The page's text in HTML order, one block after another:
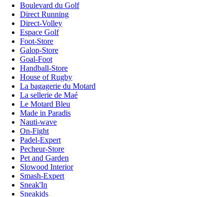
Boulevard du Golf
Direct Running
Direct-Volley
Espace Golf
Foot-Store
Galop-Store
Goal-Foot
Handball-Store
House of Rugby
La bagagerie du Motard
La sellerie de Maé
Le Motard Bleu
Made in Paradis
Nauti-wave
On-Fight
Padel-Expert
Pecheur-Store
Pet and Garden
Slowood Interior
Smash-Expert
Sneak'In
Sneakids